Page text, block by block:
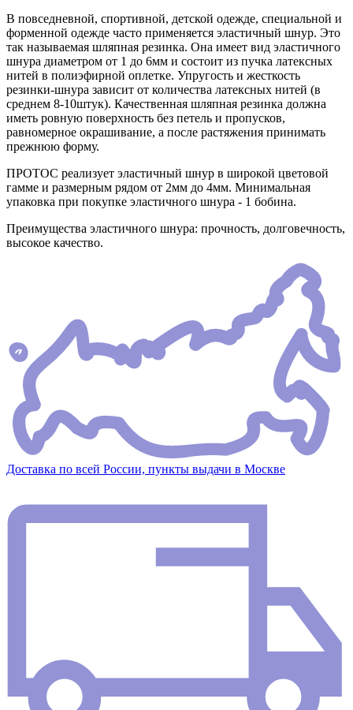
В повседневной, спортивной, детской одежде, специальной и
форменной одежде часто применяется эластичный шнур. Это
так называемая шляпная резинка. Она имеет вид эластичного
шнура диаметром от 1 до 6мм и состоит из пучка латексных
нитей в полиэфирной оплетке. Упругость и жесткость
резинки-шнура зависит от количества латексных нитей (в
среднем 8-10штук). Качественная шляпная резинка должна
иметь ровную поверхность без петель и пропусков,
равномерное окрашивание, а после растяжения принимать
прежнюю форму.
ПРОТОС реализует эластичный шнур в широкой цветовой
гамме и размерным рядом от 2мм до 4мм. Минимальная
упаковка при покупке эластичного шнура - 1 бобина.
Преимущества эластичного шнура: прочность, долговечность,
высокое качество.
Доставка по всей России, пункты выдачи в Москве